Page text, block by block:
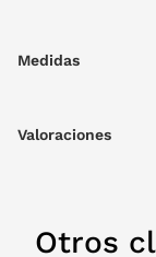
Medidas
Valoraciones
Otros